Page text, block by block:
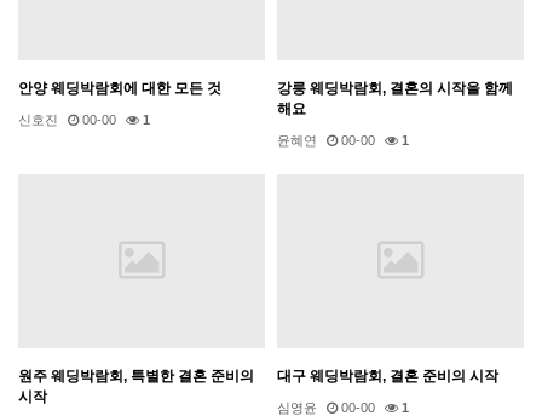
안양 웨딩박람회에 대한 모든 것
신호진 00-00 1
강릉 웨딩박람회, 결혼의 시작을 함께
해요
윤혜연 00-00 1
원주 웨딩박람회, 특별한 결혼 준비의
시작
대구 웨딩박람회, 결혼 준비의 시작
심영윤 00-00 1